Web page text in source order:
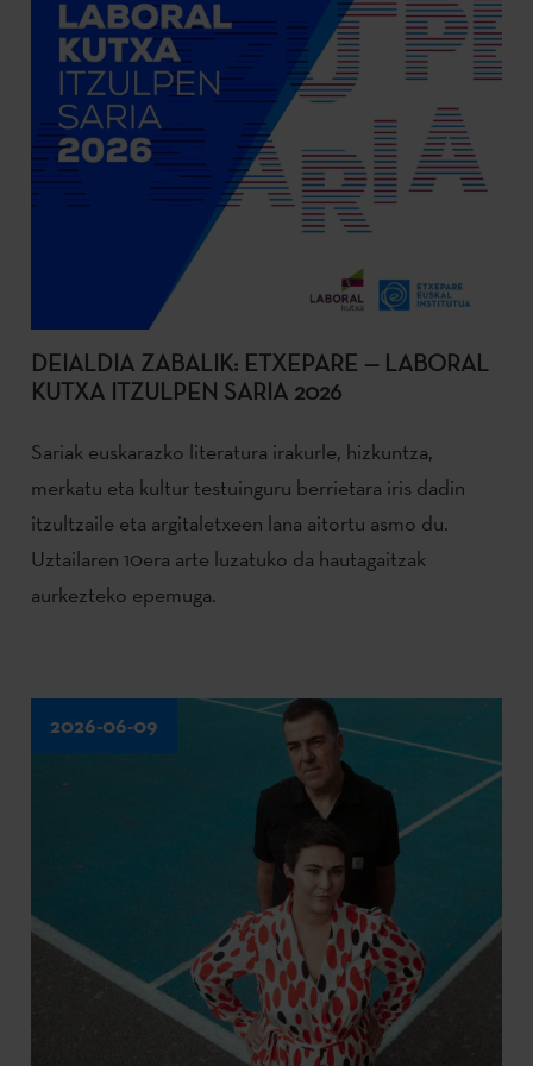
DEIALDIA ZABALIK: ETXEPARE — LABORAL
KUTXA ITZULPEN SARIA 2026
Sariak euskarazko literatura irakurle, hizkuntza,
merkatu eta kultur testuinguru berrietara iris dadin
itzultzaile eta argitaletxeen lana aitortu asmo du.
Uztailaren 10era arte luzatuko da hautagaitzak
aurkezteko epemuga.
2026-06-09